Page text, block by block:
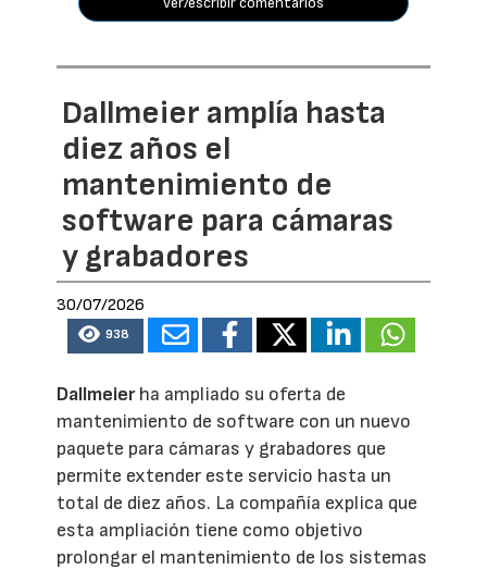
Dallmeier amplía hasta
diez años el
mantenimiento de
software para cámaras
y grabadores
30/07/2026
938
Dallmeierha ampliado su oferta de
mantenimiento de software con un nuevo
paquete para cámaras y grabadores que
permite extender este servicio hasta un
total de diez años. La compañía explica que
esta ampliación tiene como objetivo
prolongar el mantenimiento de los sistemas